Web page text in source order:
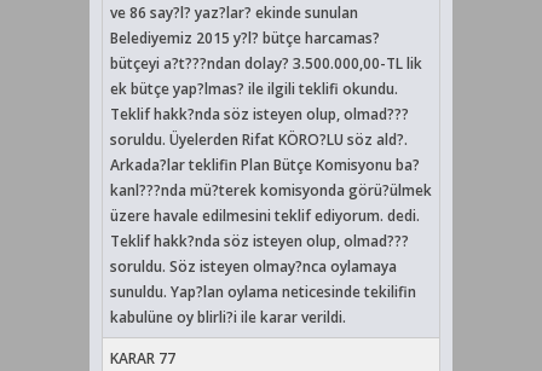
ve 86 say?l? yaz?lar? ekinde sunulan
Belediyemiz 2015 y?l? bütçe harcamas?
bütçeyi a?t???ndan dolay? 3.500.000,00-TL lik
ek bütçe yap?lmas? ile ilgili teklifi okundu.
Teklif hakk?nda söz isteyen olup, olmad???
soruldu. Üyelerden Rifat KÖRO?LU söz ald?.
Arkada?lar teklifin Plan Bütçe Komisyonu ba?
kanl???nda mü?terek komisyonda görü?ülmek
üzere havale edilmesini teklif ediyorum. dedi.
Teklif hakk?nda söz isteyen olup, olmad???
soruldu. Söz isteyen olmay?nca oylamaya
sunuldu. Yap?lan oylama neticesinde tekilifin
kabulüne oy blirli?i ile karar verildi.
KARAR 77